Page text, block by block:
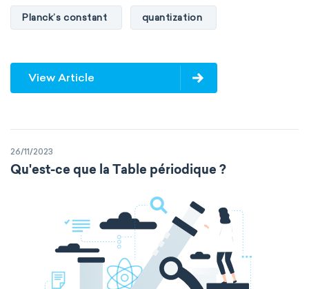
Planck’s constant quantization
View Article
26/11/2023
Qu'est-ce que la Table périodique ?